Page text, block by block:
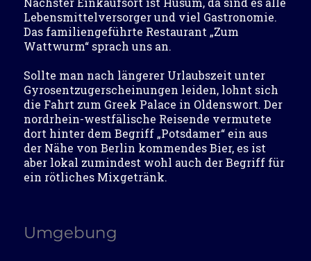
Lebensmittelversorger und viel Gastronomie.
Das familiengeführte Restaurant „Zum
Wattwurm“ sprach uns an.
Sollte man nach längerer Urlaubszeit unter
Gyrosentzugerscheinungen leiden, lohnt sich
die Fahrt zum Greek Palace in Oldenswort. Der
nordrhein-westfälische Reisende vermutete
dort hinter dem Begriff „Potsdamer“ ein aus
der Nähe von Berlin kommendes Bier, es ist
aber lokal zumindest wohl auch der Begriff für
ein rötliches Mixgetränk.
Umgebung